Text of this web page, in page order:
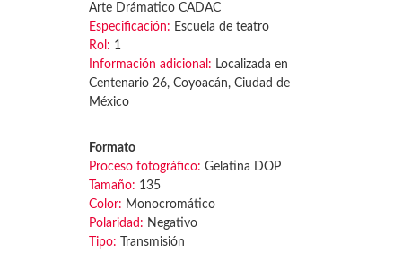
Arte Drámatico CADAC
Especificación: Escuela de teatro
Rol: 1
Información adicional: Localizada en
Centenario 26, Coyoacán, Ciudad de
México
Formato
Proceso fotográfico: Gelatina DOP
Tamaño: 135
Color: Monocromático
Polaridad: Negativo
Tipo: Transmisión